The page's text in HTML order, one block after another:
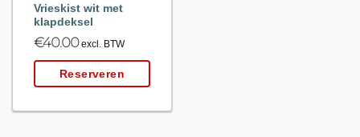
Vrieskist wit met
klapdeksel
€40.00excl. BTW
Reserveren